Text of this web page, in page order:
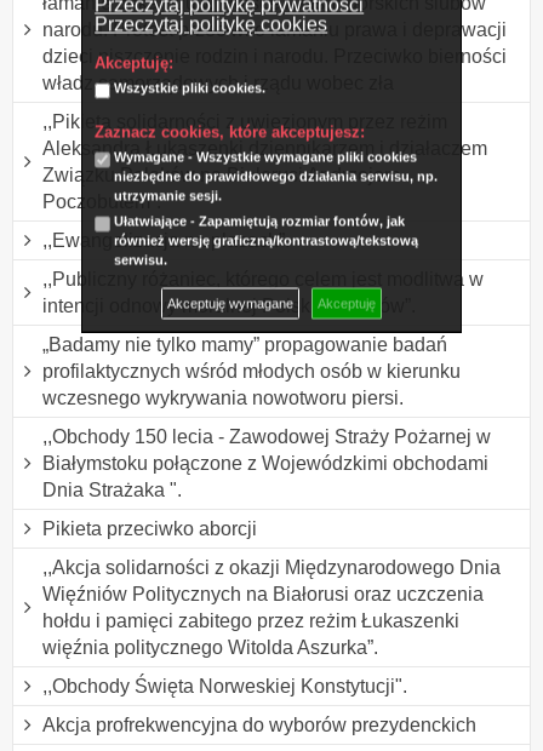
Przeczytaj politykę prywatności
Przeczytaj politykę cookies
Akceptuję:
Wszystkie pliki cookies.
Zaznacz cookies, które akceptujesz:
Wymagane - Wszystkie wymagane pliki cookies
niezbędne do prawidłowego działania serwisu, np.
utrzymanie sesji.
Ułatwiające - Zapamiętują rozmiar fontów, jak
również wersję graficzną/kontrastową/tekstową
serwisu.
Akceptuję wymagane Akceptuję
narodu. Protest przeciwko łamaniu prawa i deprawacji
dzieci niszczenie rodzin i narodu. Przeciwko bierności
władz samorządowych i rządu wobec zła
,,Pikieta solidarności z uwięzionym przez reżim
Aleksandra Łukaszenki dziennikarzem i działaczem
Związku Polaków na Białorusi Andrzejem
Poczobutem”.
,,Ewangelizacja na placach”.
,,Publiczny różaniec, którego celem jest modlitwa w
intencji odnowy moralnej Polski i Polaków”.
„Badamy nie tylko mamy” propagowanie badań
profilaktycznych wśród młodych osób w kierunku
wczesnego wykrywania nowotworu piersi.
,,Obchody 150 lecia - Zawodowej Straży Pożarnej w
Białymstoku połączone z Wojewódzkimi obchodami
Dnia Strażaka ".
Pikieta przeciwko aborcji
,,Akcja solidarności z okazji Międzynarodowego Dnia
Więźniów Politycznych na Białorusi oraz uczczenia
hołdu i pamięci zabitego przez reżim Łukaszenki
więźnia politycznego Witolda Aszurka”.
,,Obchody Święta Norweskiej Konstytucji".
Akcja profrekwencyjna do wyborów prezydenckich